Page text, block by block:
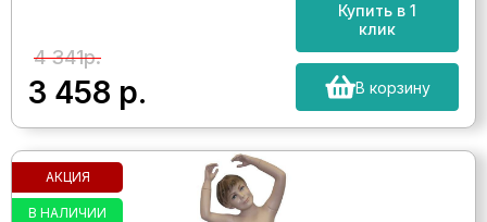
4 341р.
3 458 р.
Купить в 1
клик
В корзину
АКЦИЯ
В НАЛИЧИИ